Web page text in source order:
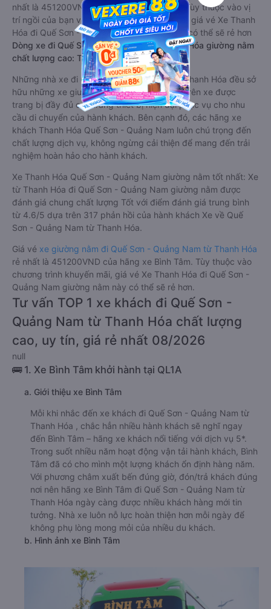
nhất là 451200VND của hãng xe Bình Tâm. Tùy thuộc vào vị
trí ngồi của bạn và chương trình khuyến mãi, giá vé Xe Thanh
Hóa đi Quế Sơn - Quảng Nam limousine này có thể sẽ rẻ hơn
Dòng xe đi Quế Sơn - Quảng Nam từ Thanh Hóa giường nằm
chất lượng cao: Thoải mái, giá cả tốt nhất
Những nhà xe đi Quế Sơn - Quảng Nam từ Thanh Hóa đều sở
hữu những xe giường nằm chất lượng cao. Trên xe được
trang bị đầy đủ các trang thiết bị hiện đại phục vụ cho nhu
cầu di chuyển của hành khách. Bên cạnh đó, các hãng xe
khách Thanh Hóa Quế Sơn - Quảng Nam luôn chú trọng đến
chất lượng dịch vụ, không ngừng cải thiện để mang đến trải
nghiệm hoàn hảo cho hành khách.
Xe Thanh Hóa Quế Sơn - Quảng Nam giường nằm tốt nhất: Xe
từ Thanh Hóa đi Quế Sơn - Quảng Nam giường nằm được
đánh giá chung chất lượng Tốt với điểm đánh giá trung bình
từ 4.6/5 dựa trên 317 phản hồi của hành khách Xe về Quế
Sơn - Quảng Nam từ Thanh Hóa.
Giá vé xe giường nằm đi Quế Sơn - Quảng Nam từ Thanh Hóa
rẻ nhất là 451200VND của hãng xe Bình Tâm. Tùy thuộc vào
chương trình khuyến mãi, giá vé Xe Thanh Hóa đi Quế Sơn -
Quảng Nam giường nằm này có thể sẽ rẻ hơn.
Tư vấn TOP 1 xe khách đi Quế Sơn -
Quảng Nam từ Thanh Hóa chất lượng
cao, uy tín, giá rẻ nhất 08/2026
null
🚌 1. Xe Bình Tâm khởi hành tại QL1A
a. Giới thiệu xe Bình Tâm
Mỗi khi nhắc đến xe khách đi Quế Sơn - Quảng Nam từ
Thanh Hóa , chắc hẳn nhiều hành khách sẽ nghĩ ngay
đến Bình Tâm – hãng xe khách nổi tiếng với dịch vụ 5*.
Trong suốt nhiều năm hoạt động vận tải hành khách, Bình
Tâm đã có cho mình một lượng khách ổn định hàng năm.
Với phương châm xuất bến đúng giờ, đón/trả khách đúng
nơi nên hãng xe Bình Tâm đi Quế Sơn - Quảng Nam từ
Thanh Hóa ngày càng được nhiều khách hàng mới tin
tưởng. Nhà xe luôn nỗ lực hoàn thiện hơn mỗi ngày để
không phụ lòng mong mỏi của nhiều du khách.
b. Hình ảnh xe Bình Tâm